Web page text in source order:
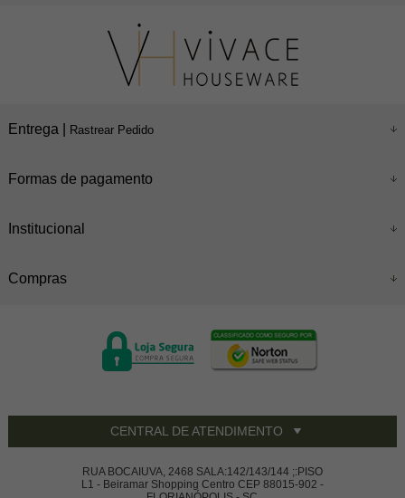
Entrega | Rastrear Pedido
Formas de pagamento
Institucional
Compras
CENTRAL DE ATENDIMENTO
RUA BOCAIUVA, 2468 SALA:142/143/144 ;:PISO
L1 - Beiramar Shopping Centro CEP 88015-902 -